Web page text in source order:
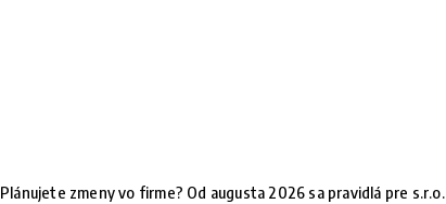
Plánujete zmeny vo firme? Od augusta 2026 sa pravidlá pre s.r.o.